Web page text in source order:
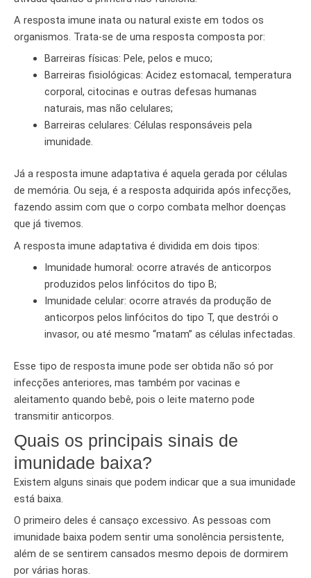
A resposta imune inata ou natural existe em todos os
organismos. Trata-se de uma resposta composta por:
Barreiras físicas: Pele, pelos e muco;
Barreiras fisiológicas: Acidez estomacal, temperatura
corporal, citocinas e outras defesas humanas
naturais, mas não celulares;
Barreiras celulares: Células responsáveis pela
imunidade.
Já a resposta imune adaptativa é aquela gerada por células
de memória. Ou seja, é a resposta adquirida após infecções,
fazendo assim com que o corpo combata melhor doenças
que já tivemos.
A resposta imune adaptativa é dividida em dois tipos:
Imunidade humoral: ocorre através de anticorpos
produzidos pelos linfócitos do tipo B;
Imunidade celular: ocorre através da produção de
anticorpos pelos linfócitos do tipo T, que destrói o
invasor, ou até mesmo “matam” as células infectadas.
Esse tipo de resposta imune pode ser obtida não só por
infecções anteriores, mas também por vacinas e
aleitamento quando bebê, pois o leite materno pode
transmitir anticorpos.
Quais os principais sinais de
imunidade baixa?
Existem alguns sinais que podem indicar que a sua imunidade
está baixa.
O primeiro deles é cansaço excessivo. As pessoas com
imunidade baixa podem sentir uma sonolência persistente,
além de se sentirem cansados mesmo depois de dormirem
por várias horas.